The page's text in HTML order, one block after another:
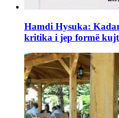
Hamdi Hysuka:
kritika i jep formë